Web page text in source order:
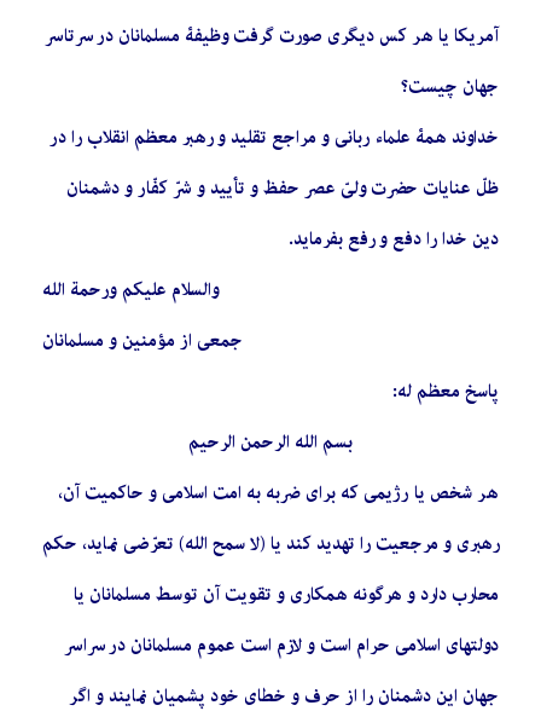
آمریکا یا هر کس دیگری صورت گرفت وظیفۀ مسلمانان در سرتاسر
جهان چیست؟
خداوند همۀ علماء ربانی و مراجع تقلید و رهبر معظم انقلاب را در
ظلّ عنایات حضرت ولیّ عصر حفظ و تأیید و شرّ کفّار و دشمنان
دین خدا را دفع و رفع بفرماید.
والسلام علیکم ورحمة الله
جمعی از مؤمنین و مسلمانان
پاسخ معظم له:
بسم الله الرحمن الرحیم
هر شخص یا رژیمی که برای ضربه به امت اسلامی و حاکمیت آن،
رهبری و مرجعیت را تهدید کند یا (لا سمح الله) تعرّضی نماید، حکم
محارب دارد و هرگونه همکاری و تقویت آن توسط مسلمانان یا
دولتهای اسلامی حرام است و لازم است عموم مسلمانان در سراسر
جهان این دشمنان را از حرف و خطای خود پشمیان نمایند و اگر